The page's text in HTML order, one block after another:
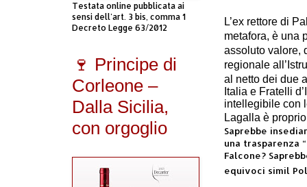
L’ex rettore di
metafora, è una
assoluto valore,
regionale
al netto dei due
Italia e Fratelli
intellegibile con
Lagalla è
Saprebbe
una trasparenza
Falcone?
equivoci simil
Testata online pubblicata ai
sensi dell'art. 3 bis, comma 1
Decreto Legge 63/2012
🍷 Principe di
Corleone –
Dalla Sicilia,
con orgoglio